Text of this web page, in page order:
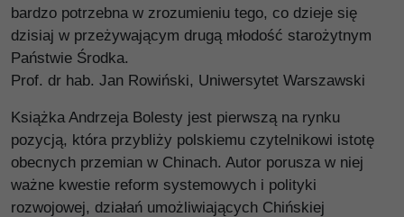
bardzo potrzebna w zrozumieniu tego, co dzieje się
dzisiaj w przeżywającym drugą młodość starożytnym
Państwie Środka.
Prof. dr hab. Jan Rowiński, Uniwersytet Warszawski
Książka Andrzeja Bolesty jest pierwszą na rynku
pozycją, która przybliży polskiemu czytelnikowi istotę
obecnych przemian w Chinach. Autor porusza w niej
ważne kwestie reform systemowych i polityki
rozwojowej, działań umożliwiających Chińskiej